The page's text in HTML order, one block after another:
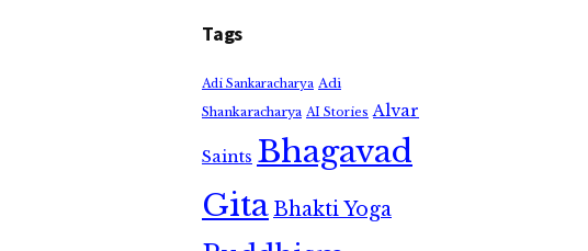
Tags
Adi Sankaracharya Adi
Shankaracharya AI Stories Alvar
Saints Bhagavad
GitaBhakti Yoga